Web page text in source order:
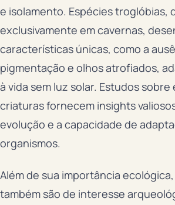
e isolamento. Espécies troglóbias,
exclusivamente em cavernas,
características únicas, como a
pigmentação e olhos atrofiados,
à vida sem luz solar. Estudos sobre
criaturas fornecem insights
evolução e a capacidade de
organismos.
Além de sua importância
também são de interesse